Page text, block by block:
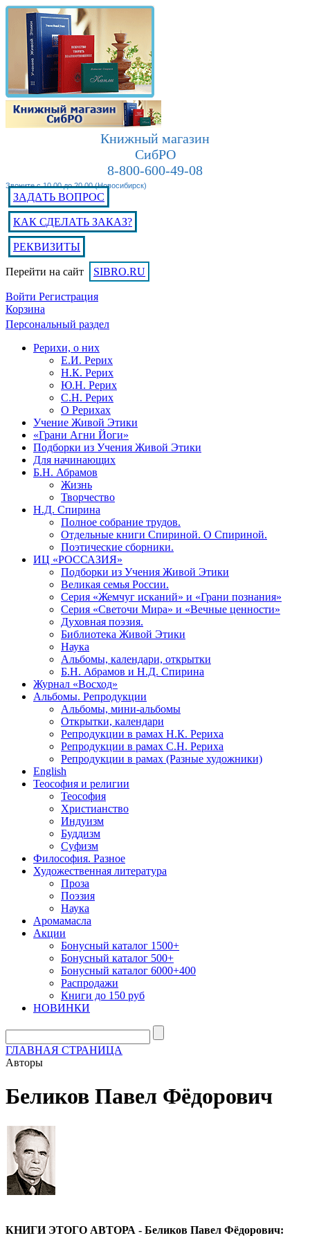
Книжный магазин
СибРО
8-800-600-49-08
Звоните с 10.00 до 20.00 (Новосибирск)
ЗАДАТЬ ВОПРОС
КАК СДЕЛАТЬ ЗАКАЗ?
РЕКВИЗИТЫ
Перейти на сайт SIBRO.RU
Войти Регистрация
Корзина
Персональный раздел
Рерихи, о них
Е.И. Рерих
Н.К. Рерих
Ю.Н. Рерих
С.Н. Рерих
О Рерихах
Учение Живой Этики
«Грани Агни Йоги»
Подборки из Учения Живой Этики
Для начинающих
Б.Н. Абрамов
Жизнь
Творчество
Н.Д. Спирина
Полное собрание трудов.
Отдельные книги Спириной. О Спириной.
Поэтические сборники.
ИЦ «РОССАЗИЯ»
Подборки из Учения Живой Этики
Великая семья России.
Серия «Жемчуг исканий» и «Грани познания»
Серия «Светочи Мира» и «Вечные ценности»
Духовная поэзия.
Библиотека Живой Этики
Наука
Альбомы, календари, открытки
Б.Н. Абрамов и Н.Д. Спирина
Журнал «Восход»
Альбомы. Репродукции
Альбомы, мини-альбомы
Открытки, календари
Репродукции в рамах Н.К. Рериха
Репродукции в рамах С.Н. Рериха
Репродукции в рамах (Разные художники)
English
Теософия и религии
Теософия
Христианство
Индуизм
Буддизм
Суфизм
Философия. Разное
Художественная литература
Проза
Поэзия
Наука
Аромамасла
Акции
Бонусный каталог 1500+
Бонусный каталог 500+
Бонусный каталог 6000+400
Распродажи
Книги до 150 руб
НОВИНКИ
ГЛАВНАЯ СТРАНИЦА
Авторы
Беликов Павел Фёдорович
КНИГИ ЭТОГО АВТОРА - Беликов Павел Фёдорович: